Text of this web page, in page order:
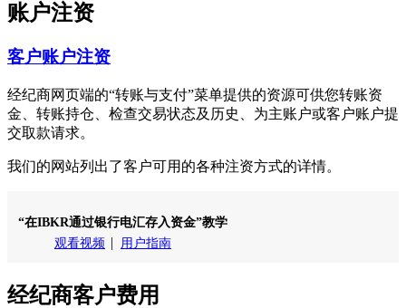
账户注资
客户账户注资
经纪商网页端的“转账与支付”菜单提供的资源可供您转账资
金、转账持仓、检查交易状态及历史、为主账户或客户账户提
交取款请求。
我们的网站列出了客户可用的各种注资方式的详情。
“在IBKR通过银行电汇存入资金”教学
观看视频
用户指南
经纪商客户费用